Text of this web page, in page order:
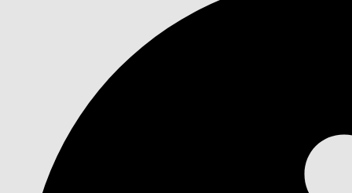
Вы находитесь здесь:
Руководство администратора Financial Services